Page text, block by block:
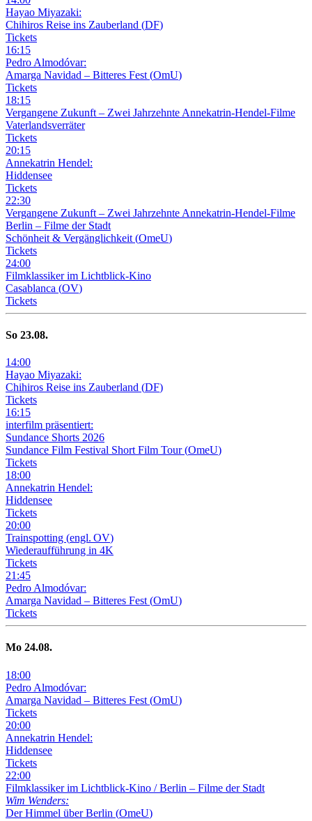
Hayao Miyazaki:
Chihiros Reise ins Zauberland (DF)
Tickets
16:15
Pedro Almodóvar:
Amarga Navidad – Bitteres Fest (OmU)
Tickets
18:15
Vergangene Zukunft – Zwei Jahrzehnte Annekatrin-Hendel-Filme
Vaterlandsverräter
Tickets
20:15
Annekatrin Hendel:
Hiddensee
Tickets
22:30
Vergangene Zukunft – Zwei Jahrzehnte Annekatrin-Hendel-Filme
Berlin – Filme der Stadt
Schönheit & Vergänglichkeit (OmeU)
Tickets
24:00
Filmklassiker im Lichtblick-Kino
Casablanca (OV)
Tickets
So 23.08.
14:00
Hayao Miyazaki:
Chihiros Reise ins Zauberland (DF)
Tickets
16:15
interfilm präsentiert:
Sundance Shorts 2026
Sundance Film Festival Short Film Tour(OmeU)
Tickets
18:00
Annekatrin Hendel:
Hiddensee
Tickets
20:00
Trainspotting (engl. OV)
Wiederaufführung in 4K
Tickets
21 :45
Pedro Almodóvar:
Amarga Navidad – Bitteres Fest (OmU)
Tickets
Mo 24.08.
18:00
Pedro Almodóvar:
Amarga Navidad – Bitteres Fest (OmU)
Tickets
20:00
Annekatrin Hendel:
Hiddensee
Tickets
22:00
Filmklassiker im Lichtblick-Kino /Berlin – Filme der Stadt
Wim Wenders:
Der Himmel über Berlin (OmeU)